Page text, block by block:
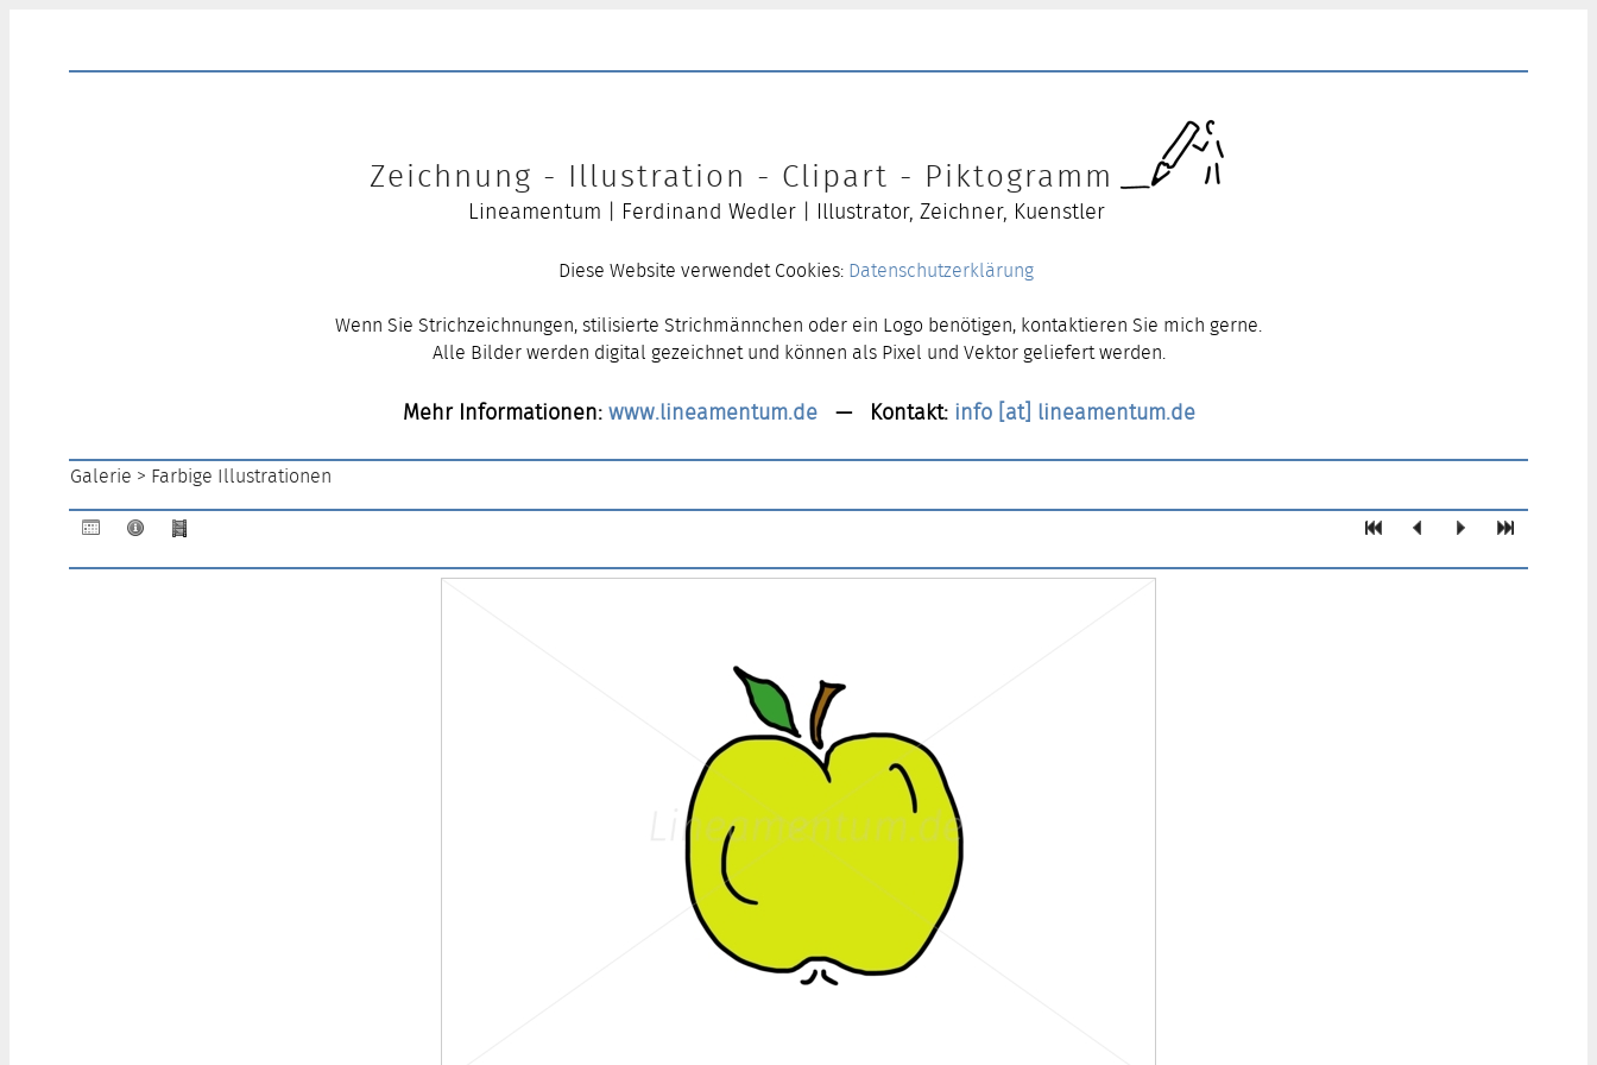
Zeichnung - Illustration - Clipart - Piktogramm
Lineamentum | Ferdinand Wedler | Illustrator, Zeichner, Kuenstler
Diese Website verwendet Cookies: Datenschutzerklärung
Wenn Sie Strichzeichnungen, stilisierte Strichmännchen oder ein Logo benötigen, kontaktieren Sie mich gerne.
Alle Bilder werden digital gezeichnet und können als Pixel und Vektor geliefert werden.
Mehr Informationen:www.lineamentum.de— Kontakt: info [at] lineamentum.de
Galerie > Farbige Illustrationen